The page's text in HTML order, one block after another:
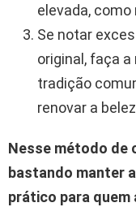
elevada, como
Se notar
original, faça a
tradição
renovar a
Nesse método de
bastando manter
prático para quem